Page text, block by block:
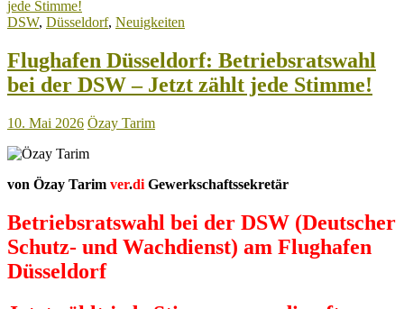
Strafantrag
an!
DSW, Düsseldorf, Neuigkeiten
Flughafen Düsseldorf: Betriebsratswahl
bei der DSW – Jetzt zählt jede Stimme!
10. Mai 2026 Özay Tarim
von Özay Tarim ver.di Gewerkschaftssekretär
Betriebsratswahl bei der DSW (Deutscher
Schutz- und Wachdienst) am Flughafen
Düsseldorf